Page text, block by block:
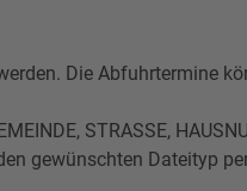
Die Abfuhrtermine
STRASSE,
gewünschten Dateityp